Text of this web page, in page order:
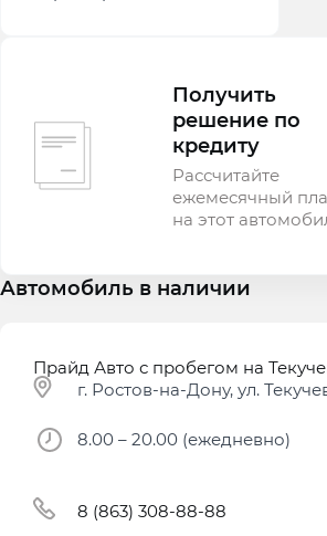
Получить
решение по
кредиту
Рассчитайте
ежемесячный
на этот
Автомобиль в наличии
Прайд Авто с пробегом на
г. Ростов-на-Дону, ул.
8.00 – 20.00 (ежедневно)
8 (863) 308-88-88